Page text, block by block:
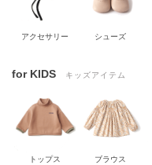
アクセサリー シューズ
for KIDS キッズアイテム
トップス ブラウス